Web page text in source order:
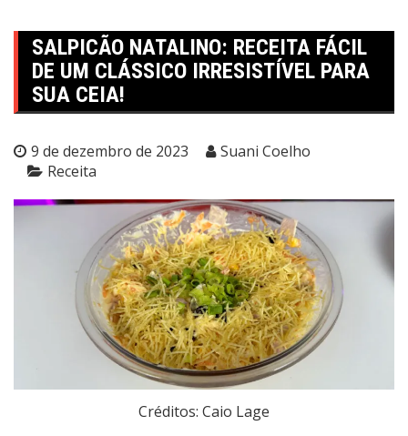
SALPICÃO NATALINO: RECEITA FÁCIL
DE UM CLÁSSICO IRRESISTÍVEL PARA
SUA CEIA!
9 de dezembro de 2023
Suani Coelho
Receita
Créditos: Caio Lage